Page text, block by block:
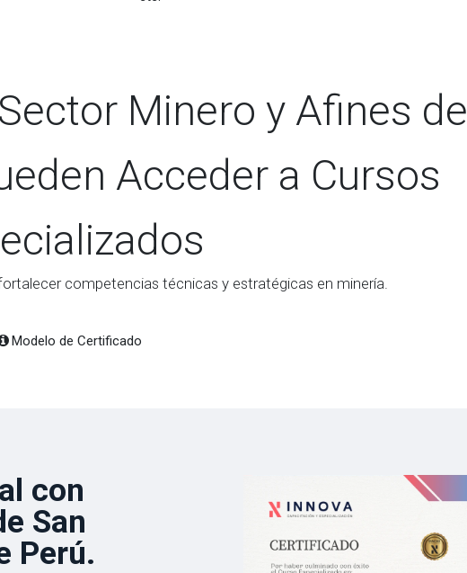
Minero y Afines de
Acceder a Cursos
competencias técnicas y estratégicas en minería.
Modelo de Certificado
con
San
Perú.